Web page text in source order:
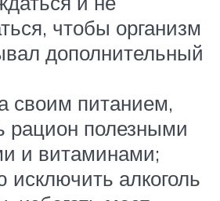
чтобы организм
дополнительный
своим питанием,
рацион полезными
и витаминами;
исключить алкоголь